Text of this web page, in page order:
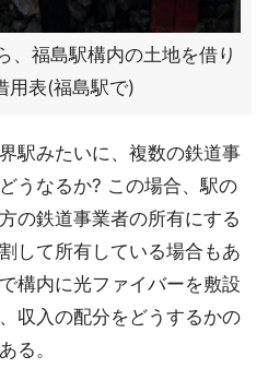
、福島駅構内の土地を借り
用表(福島駅で)
駅みたいに、複数の鉄道事
うなるか? この場合、駅の
の鉄道事業者の所有にする
して所有している場合もあ
構内に光ファイバーを敷設
収入の配分をどうするかの
る。